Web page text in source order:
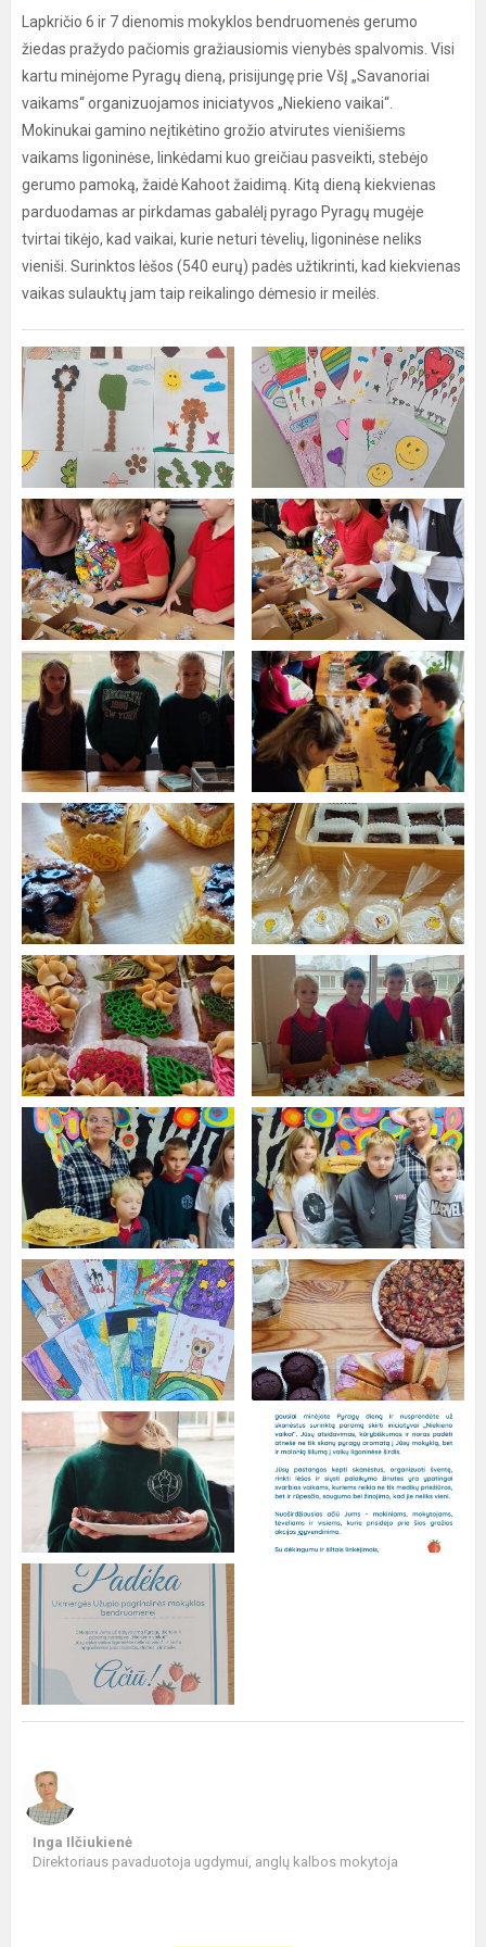
Lapkričio 6 ir 7 dienomis mokyklos bendruomenės gerumo
žiedas pražydo pačiomis gražiausiomis vienybės spalvomis. Visi
kartu minėjome Pyragų dieną, prisijungę prie VšĮ „Savanoriai
vaikams“ organizuojamos iniciatyvos „Niekieno vaikai“.
Mokinukai gamino neįtikėtino grožio atvirutes vienišiems
vaikams ligoninėse, linkėdami kuo greičiau pasveikti, stebėjo
gerumo pamoką, žaidė Kahoot žaidimą. Kitą dieną kiekvienas
parduodamas ar pirkdamas gabalėlį pyrago Pyragų mugėje
tvirtai tikėjo, kad vaikai, kurie neturi tėvelių, ligoninėse neliks
vieniši. Surinktos lėšos (540 eurų) padės užtikrinti, kad kiekvienas
vaikas sulauktų jam taip reikalingo dėmesio ir meilės.
Inga Ilčiukienė
Direktoriaus pavaduotoja ugdymui, anglų kalbos mokytoja